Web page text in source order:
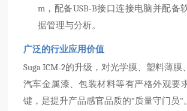
m，配备USB-B接口连接电脑并配备
据管理与分析。
广泛的行业应用价值
Suga ICM-2的升级，对光学膜、塑料薄膜
汽车金属漆、包装材料等有严格外观要
键，是提升产品感官品质的“质量守门员"。